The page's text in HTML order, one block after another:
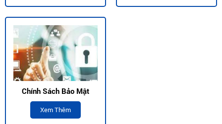
Chính Sách Bảo Mật
Xem Thêm